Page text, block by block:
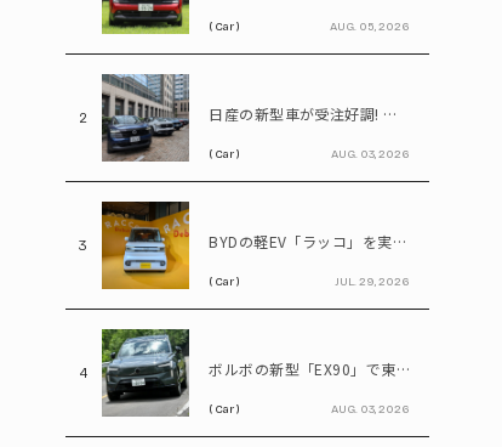
( Car ) AUG. 05, 2026
2 日産の新型車が受注好調! エルグランドは8,000台、キックスは1.1万台に到達
( Car ) AUG. 03, 2026
3 BYDの軽EV「ラッコ」を実車確認! 実物に乗り込んで気になる部分をチェック
( Car ) JUL. 29, 2026
4 ボルボの新型「EX90」で東京～日光を往復! いろは坂も余裕な大型EVの実力とは
( Car ) AUG. 03, 2026